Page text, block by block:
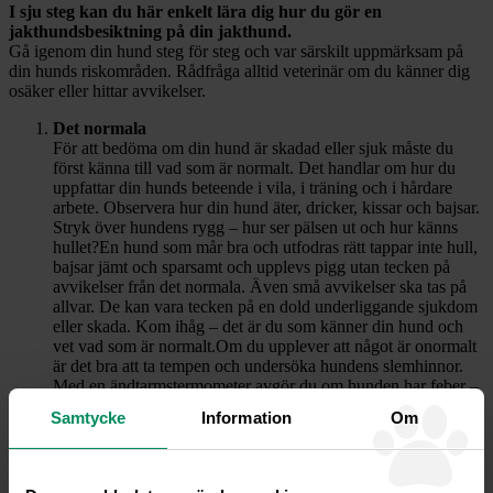
Samtycke Information Om
I sju steg kan du här enkelt lära dig hur du gör en
jakthundsbesiktning på din jakthund.
Gå igenom din hund steg för steg och var särskilt uppmärksam på
din hunds riskområden. Rådfråga alltid veterinär om du känner dig
osäker eller hittar avvikelser.
Det normala
För att bedöma om din hund är skadad eller sjuk måste du
först känna till vad som är normalt. Det handlar om hur du
uppfattar din hunds beteende i vila, i träning och i hårdare
arbete. Observera hur din hund äter, dricker, kissar och bajsar.
Stryk över hundens rygg – hur ser pälsen ut och hur känns
hullet?En hund som mår bra och utfodras rätt tappar inte hull,
bajsar jämt och sparsamt och upplevs pigg utan tecken på
avvikelser från det normala. Även små avvikelser ska tas på
allvar. De kan vara tecken på en dold underliggande sjukdom
eller skada. Kom ihåg – det är du som känner din hund och
vet vad som är normalt.Om du upplever att något är onormalt
är det bra att ta tempen och undersöka hundens slemhinnor.
Med en ändtarmstermometer avgör du om hunden har feber –
slemhinnor ska normalt vara ljusrosa. Missfärgade slemhinnor
är tecken på att hunden troligen lider av en underliggande